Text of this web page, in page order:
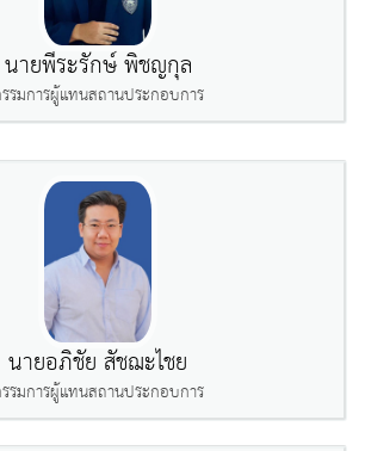
นายพีระรักษ์ พิชญกุล
รมการผู้แทนสถานประกอบการ
นายอภิชัย สัชฌะไชย
รมการผู้แทนสถานประกอบการ